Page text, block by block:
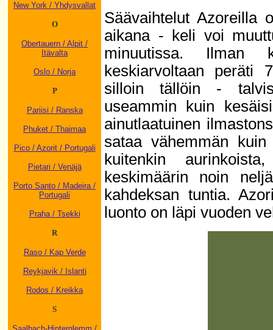
New York / Yhdysvallat
O
Obertauern / Alpit /
Itävalta
Oslo / Norja
P
Pariisi / Ranska
Phuket / Thaimaa
Pico / Azorit / Portugali
Pietari / Venäjä
Porto Santo / Madeira /
Portugali
Praha / Tsekki
R
Raso / Kap Verde
Reykjavik / Islanti
Rodos / Kreikka
S
Säävaihtelut Azoreilla
aikana - keli voi
minuutissa. Ilman
keskiarvoltaan peräti
silloin tällöin -
useammin kuin
ainutlaatuinen
sataa vähemmän
kuitenkin
keskimäärin noin
kahdeksan tuntia.
luonto on läpi vuoden